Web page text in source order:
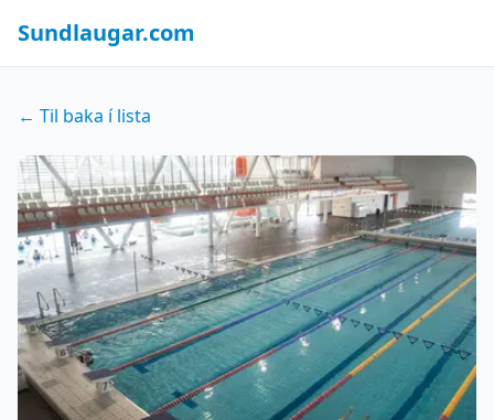
Sundlaugar.com
← Til baka í lista